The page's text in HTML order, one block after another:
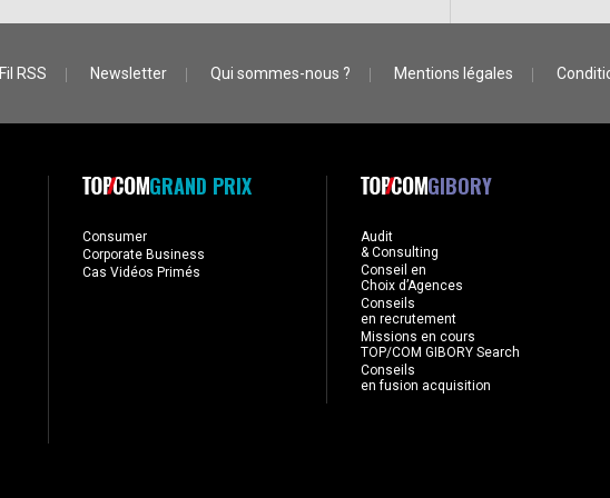
Fil RSS Newsletter Qui sommes-nous ? Mentions légales
GRAND PRIX
Consumer
Corporate Business
Cas Vidéos Primés
GIBORY
Audit
& Consulting
Conseil en
Choix d’Agences
Conseils
en recrutement
Missions en cours
TOP/COM GIBORY Search
Conseils
en fusion acquisition